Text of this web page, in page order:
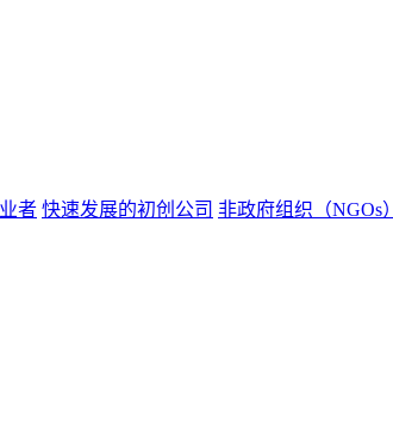
者 快速发展的初创公司 非政府组织（NGOs）